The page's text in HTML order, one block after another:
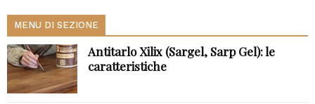
MENU DI SEZIONE
Antitarlo Xilix (Sargel, Sarp Gel): le
caratteristiche